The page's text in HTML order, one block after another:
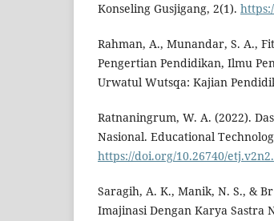
Konseling Gusjigang, 2(1).
Rahman, A., Munandar, S. A.,
Pengertian Pendidikan, Ilmu
Urwatul Wutsqa: Kajian
Ratnaningrum, W. A. (2022).
Nasional. Educational
https://doi.org/10.26740/
Saragih, A. K., Manik, N. S., &
Imajinasi Dengan Karya Sastra